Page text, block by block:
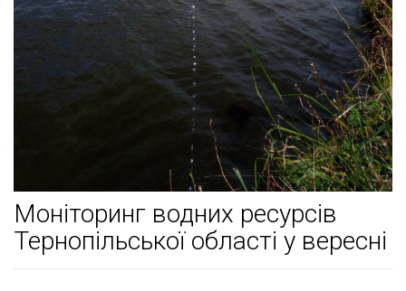
Моніторинг водних ресурсів
Тернопільської області у вересні